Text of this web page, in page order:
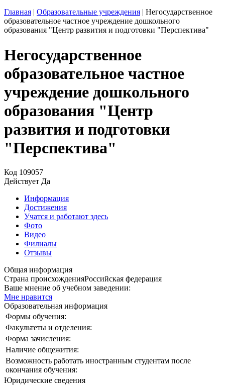
Главная | Образовательные учреждения | Негосударственное
образовательное частное учреждение дошкольного
образования "Центр развития и подготовки "Перспектива"
Негосударственное
образовательное частное
учреждение дошкольного
образования "Центр
развития и подготовки
"Перспектива"
Код 109057
Действует Да
Информация
Достижения
Учатся и работают здесь
Фото
Видео
Филиалы
Отзывы
Общая информация
Страна происхожденияРоссийская федерация
Ваше мнение об учебном заведении:
Мне нравится
Образовательная информация
Формы обучения:
Факультеты и отделения:
Форма зачисления:
Наличие общежития:
Возможность работать иностранным студентам после
окончания обучения:
Юридические сведения